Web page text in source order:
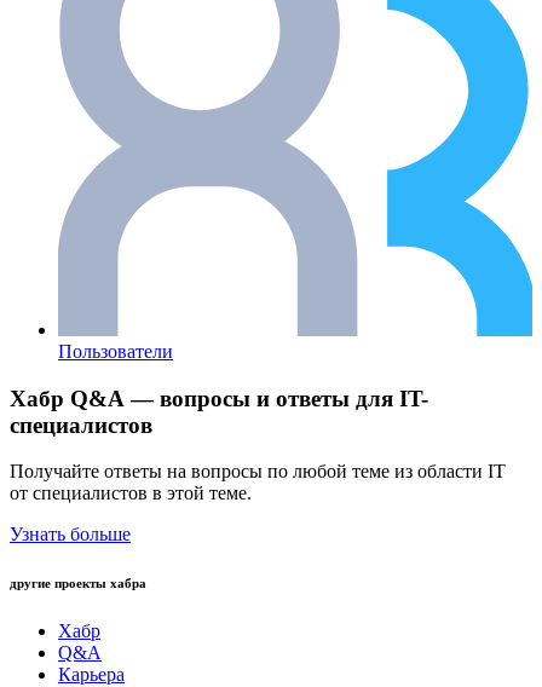
Пользователи
Хабр Q&A — вопросы и ответы для IT-
специалистов
Получайте ответы на вопросы по любой теме из области IT
от специалистов в этой теме.
Узнать больше
другие проекты хабра
Хабр
Q&A
Карьера